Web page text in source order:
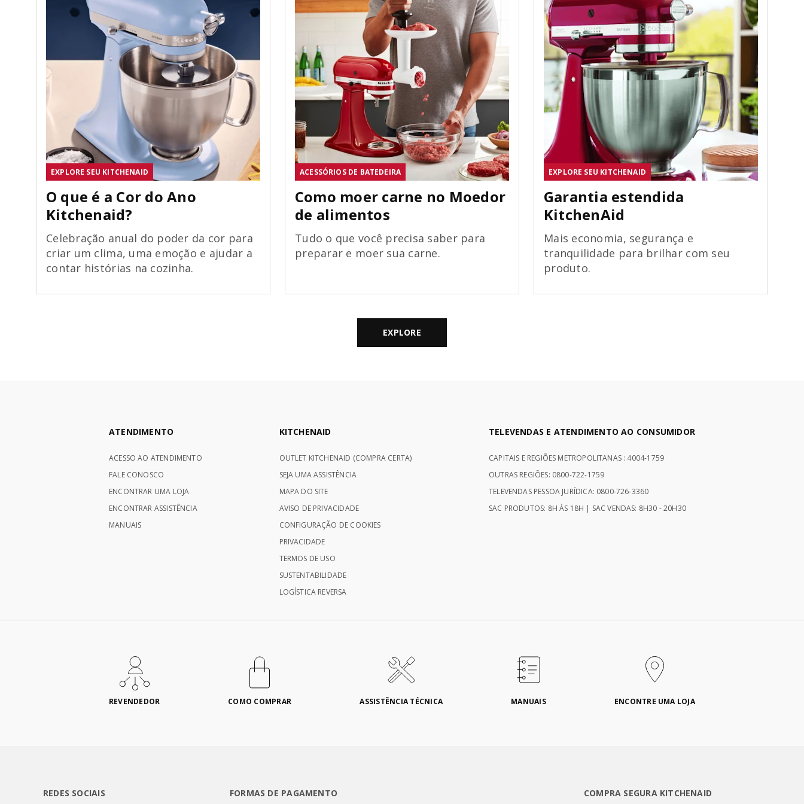
EXPLORE SEU KITCHENAID
O que é a Cor do Ano
Kitchenaid?
Celebração anual do poder da cor para
criar um clima, uma emoção e ajudar a
contar histórias na cozinha.
ACESSÓRIOS DE BATEDEIRA
Como moer carne no Moedor
de alimentos
Tudo o que você precisa saber para
preparar e moer sua carne.
EXPLORE SEU KITCHENAID
Garantia estendida
KitchenAid
Mais economia, segurança e
tranquilidade para brilhar com seu
produto.
EXPLORE
ATENDIMENTO
ACESSO AO ATENDIMENTO
FALE CONOSCO
ENCONTRAR UMA LOJA
ENCONTRAR ASSISTÊNCIA
MANUAIS
KITCHENAID
OUTLET KITCHENAID (COMPRA CERTA)
SEJA UMA ASSISTÊNCIA
MAPA DO SITE
AVISO DE PRIVACIDADE
CONFIGURAÇÃO DE COOKIES
PRIVACIDADE
TERMOS DE USO
SUSTENTABILIDADE
LOGÍSTICA REVERSA
TELEVENDAS E ATENDIMENTO AO CONSUMIDOR
CAPITAIS E REGIÕES METROPOLITANAS : 4004-1759
OUTRAS REGIÕES: 0800-722-1759
TELEVENDAS PESSOA JURÍDICA: 0800-726-3360
SAC PRODUTOS: 8H ÀS 18H | SAC VENDAS: 8H30 - 20H30
REVENDEDOR COMO COMPRAR ASSISTÊNCIA TÉCNICA MANUAIS ENCONTRE UMA LOJA
REDES SOCIAIS FORMAS DE PAGAMENTO COMPRA SEGURA KITCHENAID